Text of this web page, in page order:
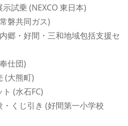
試乗 (NEXCO 東日本)
磐共同ガス)
郷・好間・三和地域包括支援セ
仕団)
(大熊町)
(水石FC)
くじ引き (好間第一小学校